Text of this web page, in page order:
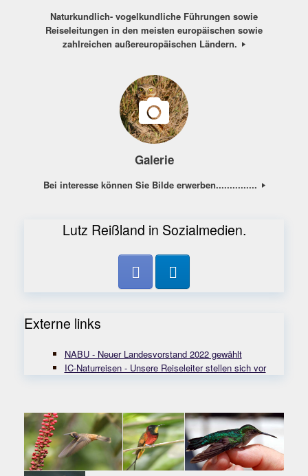
Naturkundlich- vogelkundliche Führungen sowie
Reiseleitungen in den meisten europäischen sowie
zahlreichen außereuropäischen Ländern.
Galerie
Bei interesse können Sie Bilde erwerben...............
Lutz Reißland in Sozialmedien.
Externe links
NABU - Neuer Landesvorstand 2022 gewählt
IC-Naturreisen - Unsere Reiseleiter stellen sich vor